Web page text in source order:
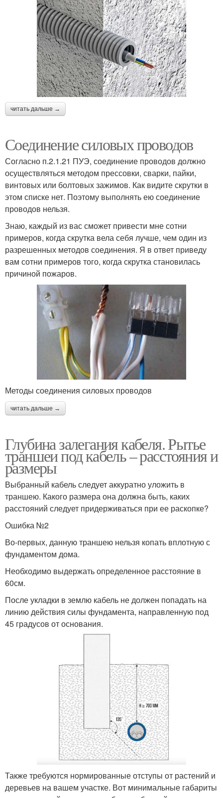
читать дальше →
Соединение силовых проводов
Согласно п.2.1.21 ПУЭ, соединение проводов должно
осуществляться методом прессовки, сварки, пайки,
винтовых или болтовых зажимов. Как видите скрутки в
этом списке нет. Поэтому выполнять ею соединение
проводов нельзя.
Знаю, каждый из вас сможет привести мне сотни
примеров, когда скрутка вела себя лучше, чем один из
разрешенных методов соединения. Я в ответ приведу
вам сотни примеров того, когда скрутка становилась
причиной пожаров.
Методы соединения силовых проводов
читать дальше →
Глубина залегания кабеля. Рытье
траншеи под кабель – расстояния и
размеры
Выбранный кабель следует аккуратно уложить в
траншею. Какого размера она должна быть, каких
расстояний следует придерживаться при ее раскопке?
Ошибка №2
Во-первых, данную траншею нельзя копать вплотную с
фундаментом дома.
Необходимо выдержать определенное расстояние в
60см.
После укладки в землю кабель не должен попадать на
линию действия силы фундамента, направленную под
45 градусов от основания.
Также требуются нормированные отступы от растений и
деревьев на вашем участке. Вот минимальные габариты